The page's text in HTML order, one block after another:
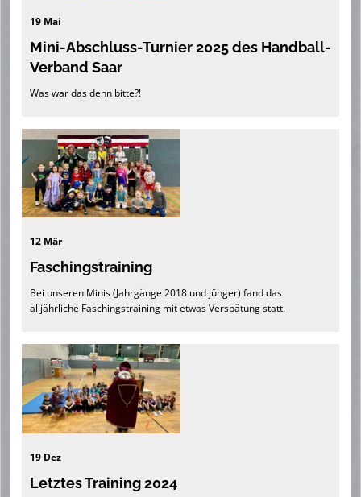
19 Mai
Mini-Abschluss-Turnier 2025 des Handball-
Verband Saar
Was war das denn bitte?!
12 Mär
Faschingstraining
Bei unseren Minis (Jahrgänge 2018 und jünger) fand das
alljährliche Faschingstraining mit etwas Verspätung statt.
19 Dez
Letztes Training 2024